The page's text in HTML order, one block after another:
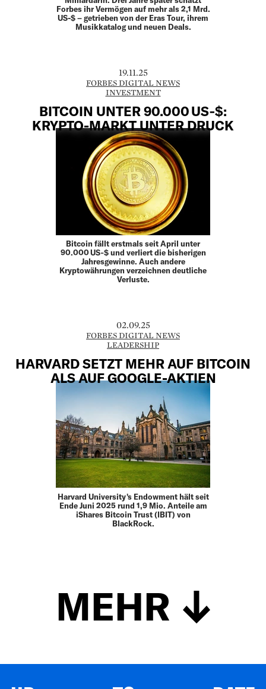
Forbes ihr Vermögen auf mehr als 2,1 Mrd.
US-$ – getrieben von der Eras Tour, ihrem
Musikkatalog und neuen Deals.
19.11.25
FORBES DIGITAL NEWS
INVESTMENT
BITCOIN UNTER 90.000 US‑$:
KRYPTO-MARKT UNTER DRUCK
Bitcoin fällt erstmals seit April unter
90.000 US‑$ und verliert die bisherigen
Jahresgewinne. Auch andere
Kryptowährungen verzeichnen deutliche
Verluste.
02.09.25
FORBES DIGITAL NEWS
LEADERSHIP
HARVARD SETZT MEHR AUF BITCOIN
ALS AUF GOOGLE-AKTIEN
Harvard University's Endowment hält seit
Ende Juni 2025 rund 1,9 Mio. Anteile am
iShares Bitcoin Trust (IBIT) von
BlackRock.
MEHR